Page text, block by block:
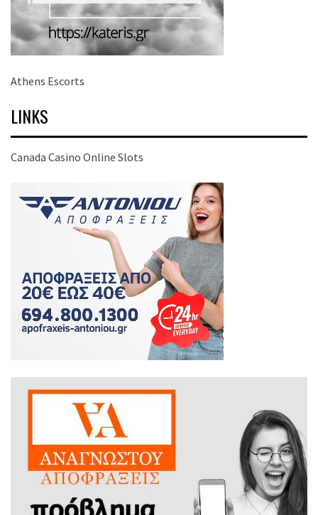
Athens Escorts
LINKS
Canada Casino Online Slots